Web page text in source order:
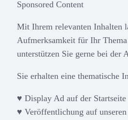
Sponsored Content
Mit Ihrem relevanten Inhalten
Aufmerksamkeit für Ihr
unterstützen Sie gerne bei der
Sie erhalten eine thematische
♥ Display Ad auf der Startseite
♥ Veröffentlichung auf